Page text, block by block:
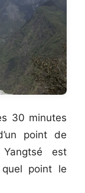
30 minutes
point de
est
point le